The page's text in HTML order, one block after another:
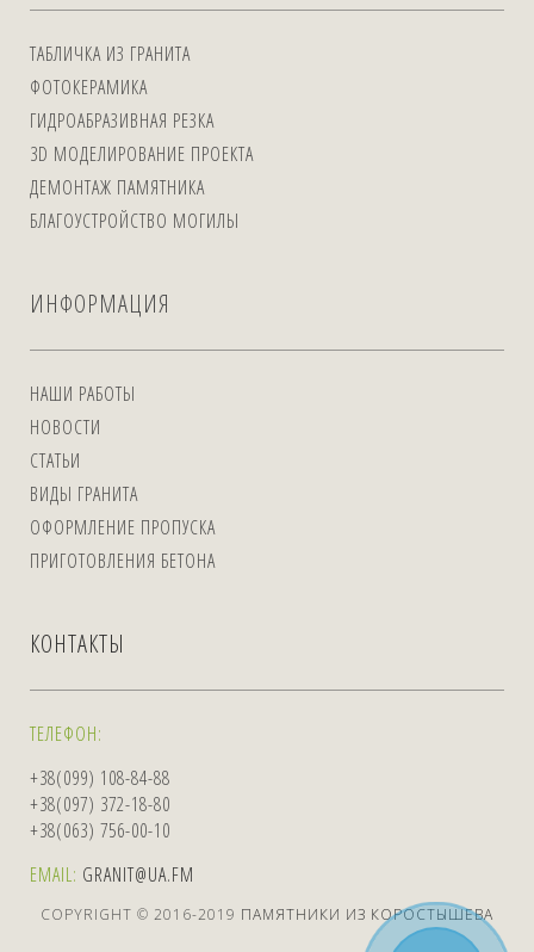
ТАБЛИЧКА ИЗ ГРАНИТА
ФОТОКЕРАМИКА
ГИДРОАБРАЗИВНАЯ РЕЗКА
3D МОДЕЛИРОВАНИЕ ПРОЕКТА
ДЕМОНТАЖ ПАМЯТНИКА
БЛАГОУСТРОЙСТВО МОГИЛЫ
ИНФОРМАЦИЯ
НАШИ РАБОТЫ
НОВОСТИ
СТАТЬИ
ВИДЫ ГРАНИТА
ОФОРМЛЕНИЕ ПРОПУСКА
ПРИГОТОВЛЕНИЯ БЕТОНА
КОНТАКТЫ
ТЕЛЕФОН:
+38(099) 108-84-88
+38(097) 372-18-80
+38(063) 756-00-10
EMAIL: GRANIT@UA.FM
COPYRIGHT © 2016-2019 ПАМЯТНИКИ ИЗ КОРОСТЫШЕВА